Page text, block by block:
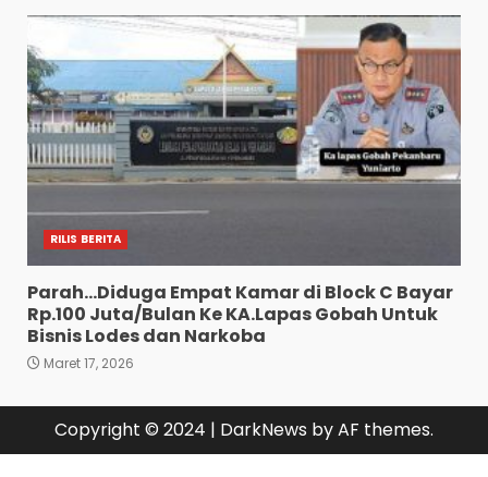
RILIS BERITA
Parah…Diduga Empat Kamar di Block C Bayar
Rp.100 Juta/Bulan Ke KA.Lapas Gobah Untuk
Bisnis Lodes dan Narkoba
Maret 17, 2026
Copyright © 2024 | DarkNews by AF themes.